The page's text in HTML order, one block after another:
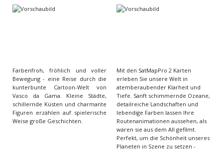
Farbenfroh, fröhlich und voller
Bewegung - eine Reise durch die
kunterbunte Cartoon-Welt von
Vasco da Gama. Kleine Städte,
schillernde Küsten und charmante
Figuren erzählen auf spielerische
Weise große Geschichten.
Mit den SatMapPro 2 Karten
erleben Sie unsere Welt in
atemberaubender Klarheit und
Tiefe. Sanft schimmernde Ozeane,
detailreiche Landschaften und
lebendige Farben lassen Ihre
Routenanimationen aussehen, als
wären sie aus dem All gefilmt.
Perfekt, um die Schönheit unseres
Planeten in Szene zu setzen -